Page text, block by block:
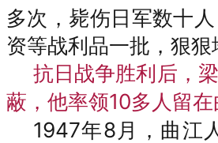
多次，毙伤日军数十人
资等战利品一批，狠
抗日战争胜利后，
蔽，他率领10多人留
1947年8月，曲江